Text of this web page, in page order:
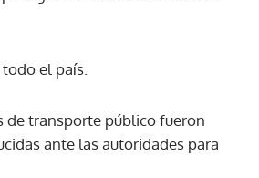
el país.
de transporte público fueron
ante las autoridades para